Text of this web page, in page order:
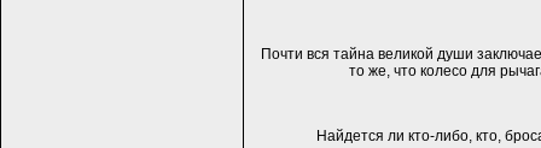
Почти вся тайна великой души
то же, что колесо для
Найдется ли кто-либо, кто,